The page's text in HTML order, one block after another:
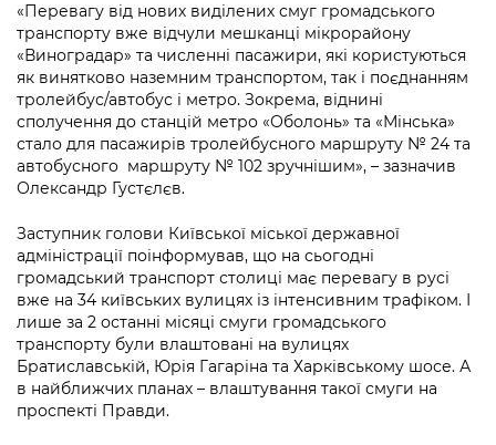
«Перевагу від нових виділених смуг громадського
транспорту вже відчули мешканці мікрорайону
«Виноградар» та численні пасажири, які користуються
як винятково наземним транспортом, так і поєднанням
тролейбус/автобус і метро. Зокрема, віднині
сполучення до станцій метро «Оболонь» та «Мінська»
стало для пасажирів тролейбусного маршруту № 24 та
автобусного маршруту № 102 зручнішим», – зазначив
Олександр Густєлєв.
Заступник голови Київської міської державної
адміністрації поінформував, що на сьогодні
громадський транспорт столиці має перевагу в русі
вже на 34 київських вулицях із інтенсивним трафіком. І
лише за 2 останні місяці смуги громадського
транспорту були влаштовані на вулицях
Братиславській, Юрія Гагаріна та Харківському шосе. А
в найближчих планах – влаштування такої смуги на
проспекті Правди.